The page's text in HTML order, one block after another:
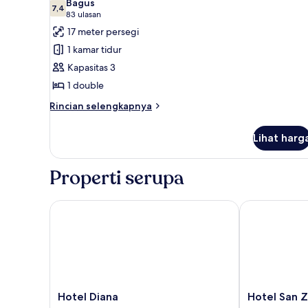
foto
untuk
Kamar
Double
Standar
7,47,4 dari 10
Bagus
83 ulasan
(83
ulasan)
17 meter persegi
1 kamar tidur
Kapasitas 3
1 double
Rincian selengkapnya
Rincian
Kamar
Standar
Lihat
Properti serupa
Hotel
Hotel Diana
Hotel Diana
Hotel
Hotel San
Hotel San